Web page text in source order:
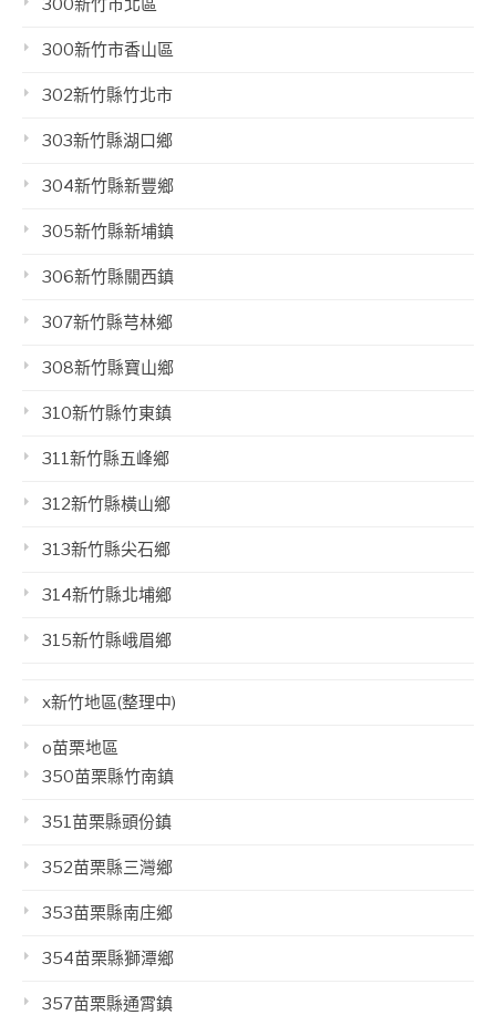
300新竹市香山區
302新竹縣竹北市
303新竹縣湖口鄉
304新竹縣新豐鄉
305新竹縣新埔鎮
306新竹縣關西鎮
307新竹縣芎林鄉
308新竹縣寶山鄉
310新竹縣竹東鎮
311新竹縣五峰鄉
312新竹縣橫山鄉
313新竹縣尖石鄉
314新竹縣北埔鄉
315新竹縣峨眉鄉
x新竹地區(整理中)
o苗栗地區
350苗栗縣竹南鎮
351苗栗縣頭份鎮
352苗栗縣三灣鄉
353苗栗縣南庄鄉
354苗栗縣獅潭鄉
357苗栗縣通霄鎮